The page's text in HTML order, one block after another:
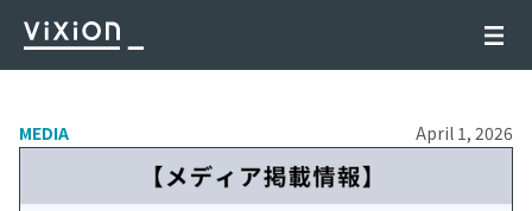
MEDIA April 1, 2026